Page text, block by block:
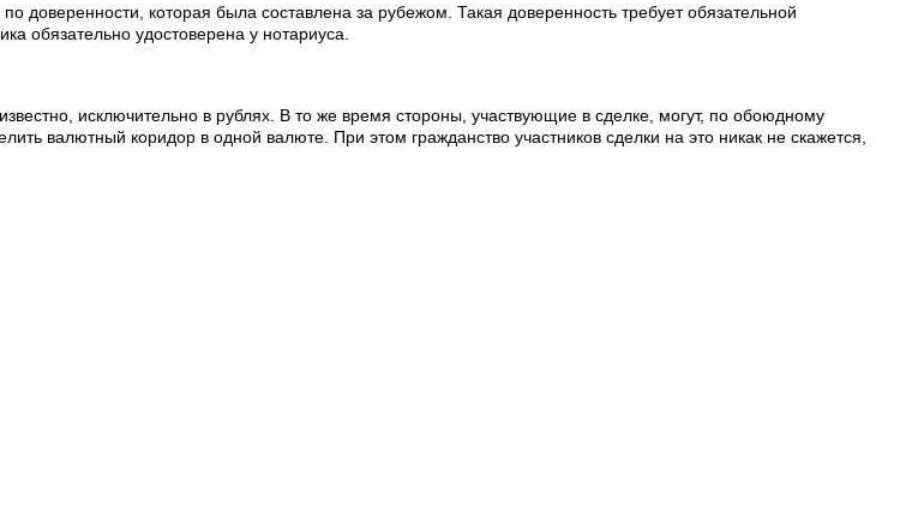
доверенности, которая была составлена за рубежом. Такая доверенность требует обязательной
обязательно удостоверена у нотариуса.
исключительно в рублях. В то же время стороны, участвующие в сделке, могут, по обоюдному
валютный коридор в одной валюте. При этом гражданство участников сделки на это никак не скажется,